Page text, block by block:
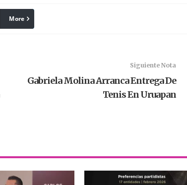
linkedin
More
Siguiente Nota
Gabriela Molina Arranca Entrega De
Tenis En Uruapan